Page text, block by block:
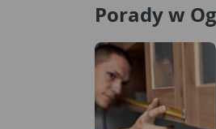
Porady w